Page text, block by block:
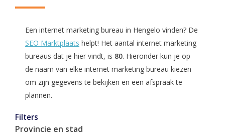
Een internet marketing bureau in Hengelo vinden? De
SEO Marktplaats helpt! Het aantal internet marketing
bureaus dat je hier vindt, is 80. Hieronder kun je op
de naam van elke internet marketing bureau kiezen
om zijn gegevens te bekijken en een afspraak te
plannen.
Filters
Provincie en stad